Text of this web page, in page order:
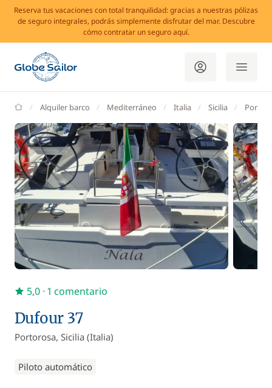
Reserva tus vacaciones con total tranquilidad: gracias a nuestras pólizas
de seguro integrales, podrás simplemente disfrutar del mar. Descubre
cómo contratar un seguro aquí.
GlobeSailor
Alquiler barco Mediterráneo Italia Sicilia
Dufour 37
Portorosa, Sicilia (Italia)
Piloto automático
5,0 · 1 comentario